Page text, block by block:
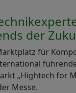
der
für
„Hightech for
Messe.